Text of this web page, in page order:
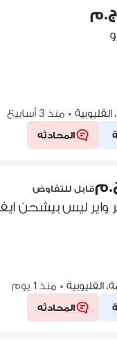
• منذ 3 أسابيع
المحادثه
قابل للتفاوض
ايفون 13 و12برو و12برو ماكس
القليوبية • منذ 1 يوم
المحادثه